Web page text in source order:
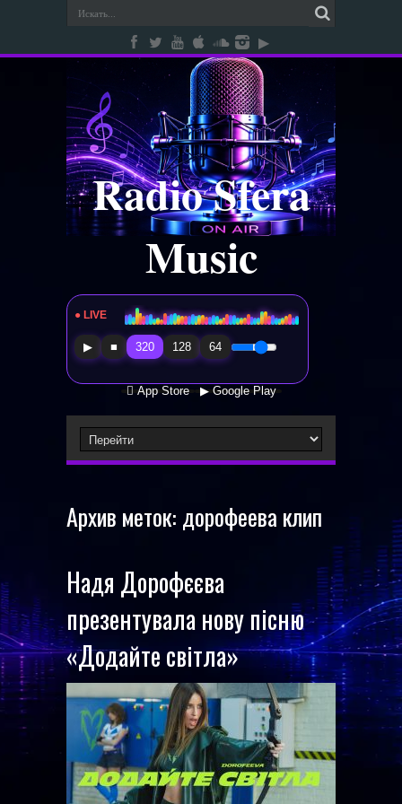
Radio Sfera
Music
● LIVE Radio Sfera Music
▶ ■ 320 128 64
 App Store ▶ Google Play
Архив меток: дорофеева клип
Надя Дорофєєва
презентувала нову пісню
«Додайте світла»